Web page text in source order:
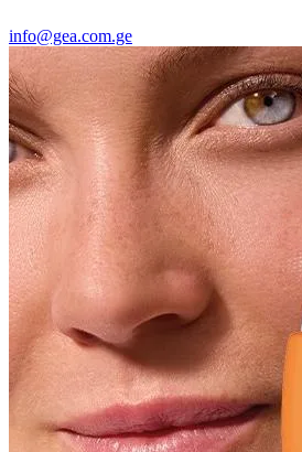
info@gea.com.ge